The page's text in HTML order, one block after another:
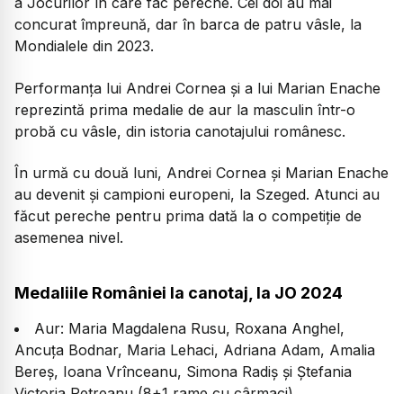
concurat împreună, dar în barca de patru vâsle, la
Mondialele din 2023.
Performanța lui Andrei Cornea și a lui Marian Enache
reprezintă prima medalie de aur la masculin într-o
probă cu vâsle, din istoria canotajului românesc.
În urmă cu două luni, Andrei Cornea și Marian Enache
au devenit și campioni europeni, la Szeged. Atunci au
făcut pereche pentru prima dată la o competiție de
asemenea nivel.
Medaliile României la canotaj, la JO 2024
Aur: Maria Magdalena Rusu, Roxana Anghel,
Ancuţa Bodnar, Maria Lehaci, Adriana Adam, Amalia
Bereş, Ioana Vrînceanu, Simona Radiş și Ştefania